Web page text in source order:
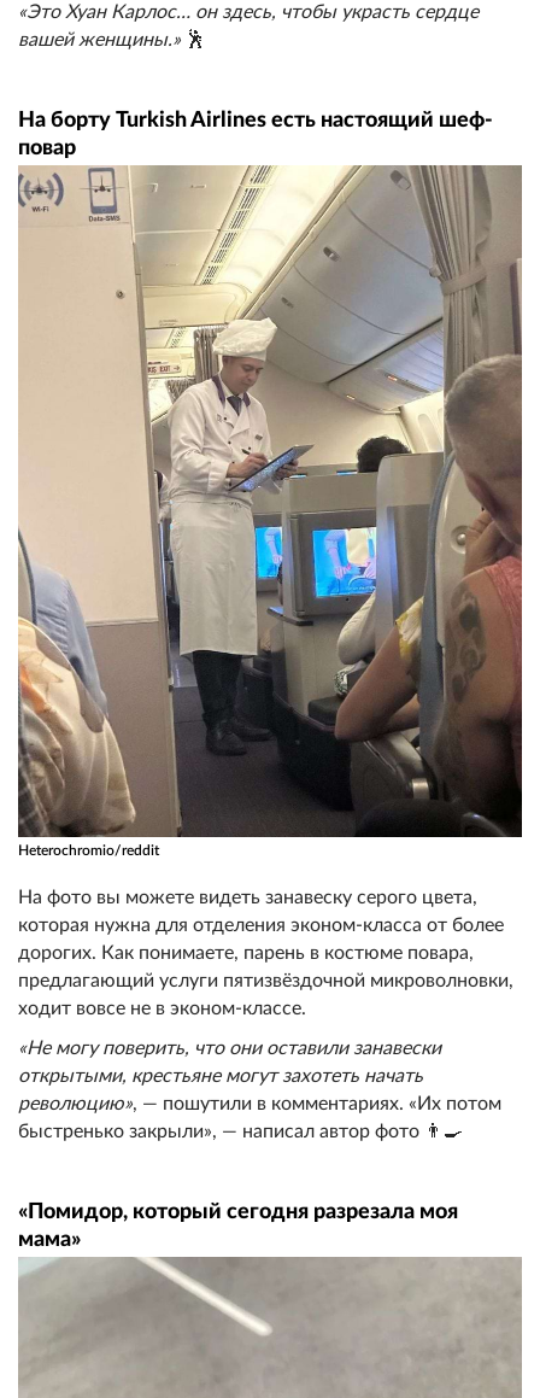
«Это Хуан Карлос… он здесь, чтобы украсть сердце
вашей женщины.» 🕺
На борту Turkish Airlines есть настоящий шеф-
повар
Heterochromio/reddit
На фото вы можете видеть занавеску серого цвета,
которая нужна для отделения эконом-класса от более
дорогих. Как понимаете, парень в костюме повара,
предлагающий услуги пятизвёздочной микроволновки,
ходит вовсе не в эконом-классе.
«Не могу поверить, что они оставили занавески
открытыми, крестьяне могут захотеть начать
революцию», — пошутили в комментариях. «Их потом
быстренько закрыли», — написал автор фото 👨‍🍳
«Помидор, который сегодня разрезала моя
мама»